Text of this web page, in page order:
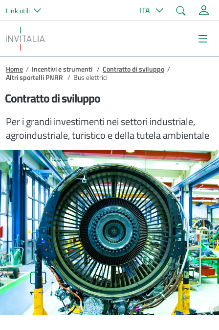
Salta al contenuto principale
Link utili ITA Cerca
Invitalia
Briciole di pane
Home / Incentivi e strumenti / Contratto di sviluppo /
Altri sportelli PNRR / Bus elettrici
Contratto di sviluppo
Per i grandi investimenti nei settori industriale,
agroindustriale, turistico e della tutela ambientale